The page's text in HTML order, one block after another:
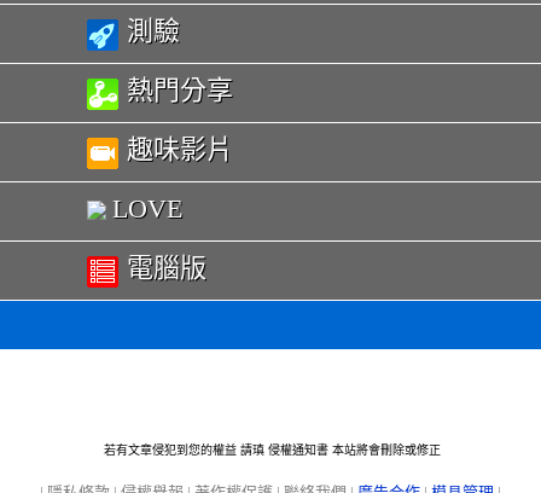
測驗
熱門分享
趣味影片
LOVE
電腦版
若有文章侵犯到您的權益 請瑱 侵權通知書 本站將會刪除或修正